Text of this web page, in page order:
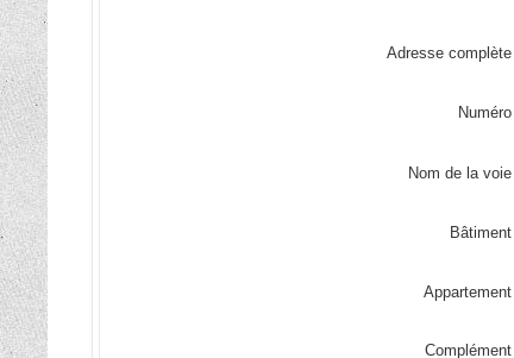
Adresse complète
Numéro
Nom de la voie
Bâtiment
Appartement
Complément